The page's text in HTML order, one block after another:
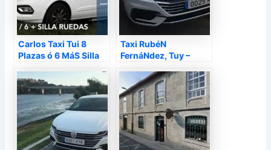
Carlos Taxi Tui 8
Plazas ó 6 MáS Silla
Pontevedra
Taxi RubéN
FernáNdez, Tuy –